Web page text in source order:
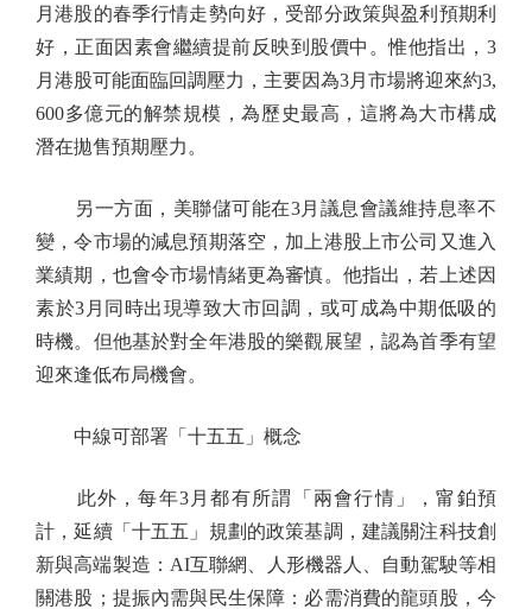
月港股的春季行情走勢向好，受部分政策與盈利預期利
好，正面因素會繼續提前反映到股價中。惟他指出，3
月港股可能面臨回調壓力，主要因為3月市場將迎來約3,
600多億元的解禁規模，為歷史最高，這將為大市構成
潛在拋售預期壓力。
另一方面，美聯儲可能在3月議息會議維持息率不
變，令市場的減息預期落空，加上港股上市公司又進入
業績期，也會令市場情緒更為審慎。他指出，若上述因
素於3月同時出現導致大市回調，或可成為中期低吸的
時機。但他基於對全年港股的樂觀展望，認為首季有望
迎來逢低布局機會。
中線可部署「十五五」概念
此外，每年3月都有所謂「兩會行情」，甯鉑預
計，延續「十五五」規劃的政策基調，建議關注科技創
新與高端製造：AI互聯網、人形機器人、自動駕駛等相
關港股；提振內需與民生保障：必需消費的龍頭股，今